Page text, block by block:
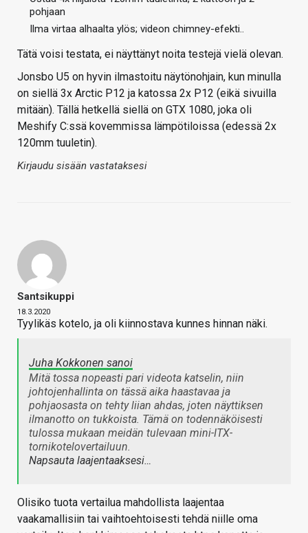
pohjaan
Ilma virtaa alhaalta ylös; videon chimney-efekti..
Tätä voisi testata, ei näyttänyt noita testejä vielä olevan.
Jonsbo U5 on hyvin ilmastoitu näytönohjain, kun minulla
on siellä 3x Arctic P12 ja katossa 2x P12 (eikä sivuilla
mitään). Tällä hetkellä siellä on GTX 1080, joka oli
Meshify C:ssä kovemmissa lämpötiloissa (edessä 2x
120mm tuuletin).
Kirjaudu sisään vastataksesi
Santsikuppi
18.3.2020
Tyylikäs kotelo, ja oli kiinnostava kunnes hinnan näki.
Juha Kokkonen sanoi
Mitä tossa nopeasti pari videota katselin, niin
johtojenhallinta on tässä aika haastavaa ja
pohjaosasta on tehty liian ahdas, joten näyttiksen
ilmanotto on tukkoista. Tämä on todennäköisesti
tulossa mukaan meidän tulevaan mini-ITX-
tornikotelovertailuun.
Napsauta laajentaaksesi…
Olisiko tuota vertailua mahdollista laajentaa
vaakamallisiin tai vaihtoehtoisesti tehdä niille oma